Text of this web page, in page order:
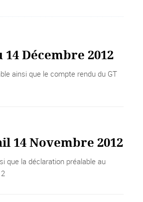
Décembre 2012
ainsi que le compte rendu du GT
14 Novembre 2012
que la déclaration préalable au